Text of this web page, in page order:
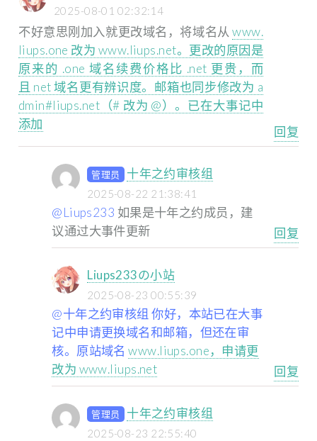
2025-08-01 02:32:14
不好意思刚加入就更改域名，将域名从www.
liups.one 改为 www.liups.net。更改的原因是
原来的 .one 域名续费价格比 .net 更贵，而
且 net 域名更有辨识度。邮箱也同步修改为 a
dmin#liups.net（# 改为 @）。已在大事记中
添加
回复
管理员 十年之约审核组
2025-08-22 21:38:41
@Liups233 如果是十年之约成员，建
议通过大事件更新
回复
Liups233の小站
2025-08-23 00:55:39
@十年之约审核组 你好，本站已在大事
记中申请更换域名和邮箱，但还在审
核。原站域名 www.liups.one，申请更
改为 www.liups.net
回复
管理员 十年之约审核组
2025-08-23 22:55:40